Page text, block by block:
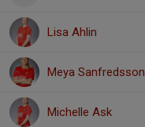
Lisa Ahlin
Meya Sanfredsson
Michelle Ask